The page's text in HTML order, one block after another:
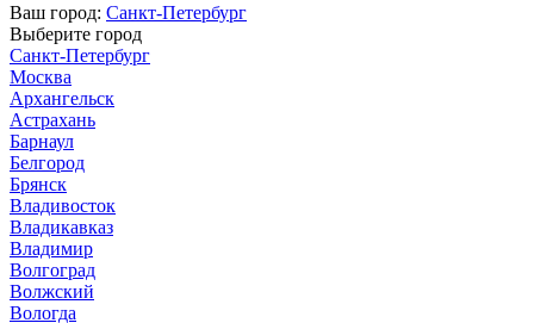
Ваш город: Санкт-Петербург
Выберите город
Санкт-Петербург
Москва
Архангельск
Астрахань
Барнаул
Белгород
Брянск
Владивосток
Владикавказ
Владимир
Волгоград
Волжский
Вологда